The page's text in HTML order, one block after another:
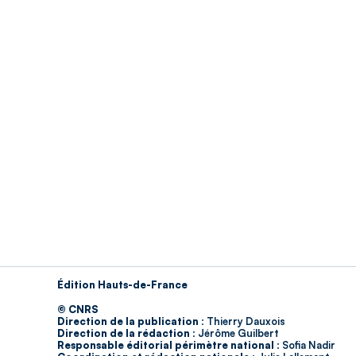
Édition Hauts-de-France
© CNRS
Direction de la publication : Thierry Dauxois
Direction de la rédaction : Jérôme Guilbert
Responsable éditorial périmètre national : Sofia Nadir